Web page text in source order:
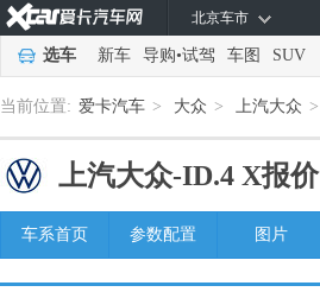
北京车市
选车 新车 导购•试驾 车图 SUV
当前位置: 爱卡汽车 > 大众 > 上汽大众 >
上汽大众-ID.4 X报价
车系首页 参数配置 图片